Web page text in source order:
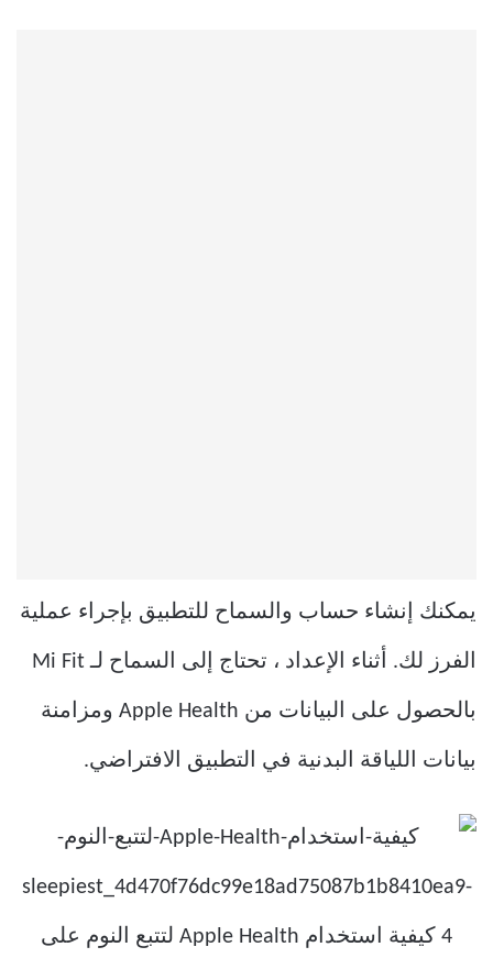
يمكنك إنشاء حساب والسماح للتطبيق بإجراء عملية
الفرز لك. أثناء الإعداد ، تحتاج إلى السماح لـ Mi Fit
بالحصول على البيانات من Apple Health ومزامنة
بيانات اللياقة البدنية في التطبيق الافتراضي.